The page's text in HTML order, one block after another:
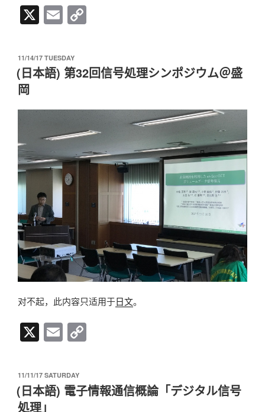
X E
m
ail
y
n
k
发
布
于
11/14/17 TUESDAY
(日本語) 第32回信号処理シンポジウム＠盛
岡
对不起，此内容只适用于日文。
X E
m
ail
y
发
布
于
11/11/17 SATURDAY
(日本語) 電子情報通信概論「デジタル信号
処理」